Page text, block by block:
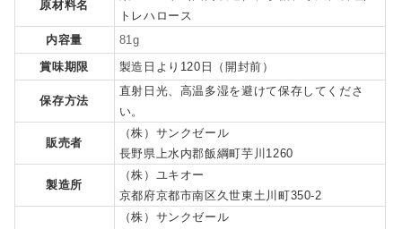
原材料名
トレハロース
内容量
81g
賞味期限
製造日より120日（開封前）
保存方法
直射日光、高温多湿を避けて保存してくださ
い。
販売者
（株）サンクゼール
長野県上水内郡飯綱町芋川1260
製造所
（株）ユキオー
京都府京都市南区久世東土川町350-2
（株）サンクゼール